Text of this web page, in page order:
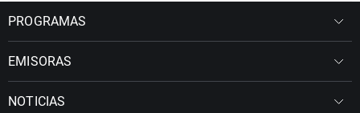
PROGRAMAS
EMISORAS
NOTICIAS